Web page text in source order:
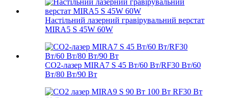
Настільний лазерний гравірувальний верстат
MIRA5 S 45W 60W
CO2-лазер MIRA7 S 45 Вт/60 Вт/RF30 Вт/60
Вт/80 Вт/90 Вт